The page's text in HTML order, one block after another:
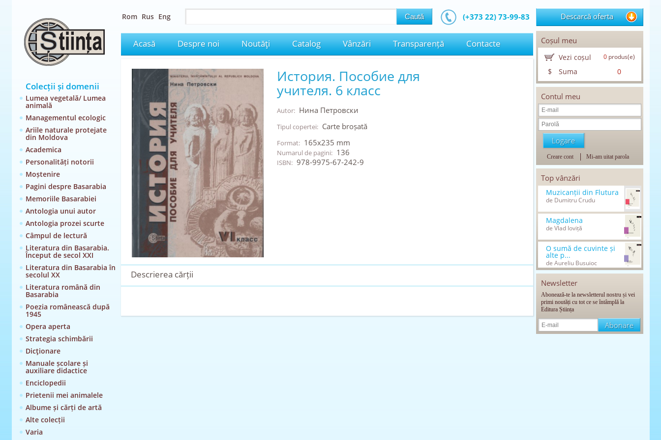
Colecții și domenii
Lumea vegetală/ Lumea
animală
Managementul ecologic
Ariile naturale protejate
din Moldova
Academica
Personalități notorii
Moștenire
Pagini despre Basarabia
Memoriile Basarabiei
Antologia unui autor
Antologia prozei scurte
Câmpul de lectură
Literatura din Basarabia.
Început de secol XXI
Literatura din Basarabia în
secolul XX
Literatura română din
Basarabia
Poezia românească după
1945
Opera aperta
Strategia schimbării
Dicţionare
Manuale școlare și
auxiliare didactice
Enciclopedii
Prietenii mei animalele
Albume și cărți de artă
Alte colecții
Varia
Rom Rus Eng (+373 22) 73-99-83
Acasă Despre noi Noutăţi Catalog Vânzări Transparență Contacte
История. Пособие для
учителя. 6 класс
Autor: Нина Петровски
Tipul copertei: Carte broșată
Format: 165x235 mm
Numarul de pagini: 136
ISBN: 978-9975-67-242-9
Descrierea cărții
Descarcă oferta
Coșul meu
Vezi coșul 0produs(e)
$ Suma 0
Contul meu
Creare cont Mi-am uitat parola
Top vânzări
Muzicanții din Flutura
de Dumitru Crudu
Magdalena
de Vlad Ioviță
O sumă de cuvinte și
alte p...
de Aureliu Busuioc
Newsletter
Abonează-te la newsletterul nostru și vei
primi noutăți cu tot ce se întâmplă la
Editura Știința